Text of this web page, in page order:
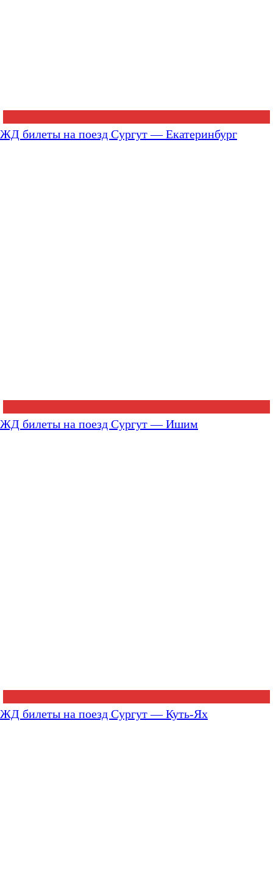
ЖД билеты на поезд Сургут — Екатеринбург
ЖД билеты на поезд Сургут — Ишим
ЖД билеты на поезд Сургут — Куть-Ях